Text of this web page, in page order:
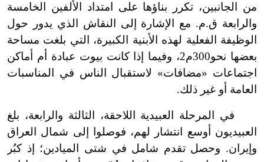
من الجانبين، تكرر بناؤها على امتداد الألفين الخامسة
والرابعة ق.م. مع الإشارة إلى النقاش الذي يدور حول
الوظيفة الفعلية لهذه الأبنية الكبيرة، التي بلغت مساحة
بعضها نحو300م2، وفيما إذا كانت بيوت عبادة أم أماكن
اجتماعات «مضافات» لاستقبال الناس في المناسبات
العامة أو غير ذلك.
في المرحلة العبيدية اللاحقة، الثالثة والرابعة، بلغ
العبيديون أوسع انتشار لهم، فوصلوا إلى شمال العراق
وإيران. وحصل تقدم شامل في شتى الميادين؛ إذ كبُر